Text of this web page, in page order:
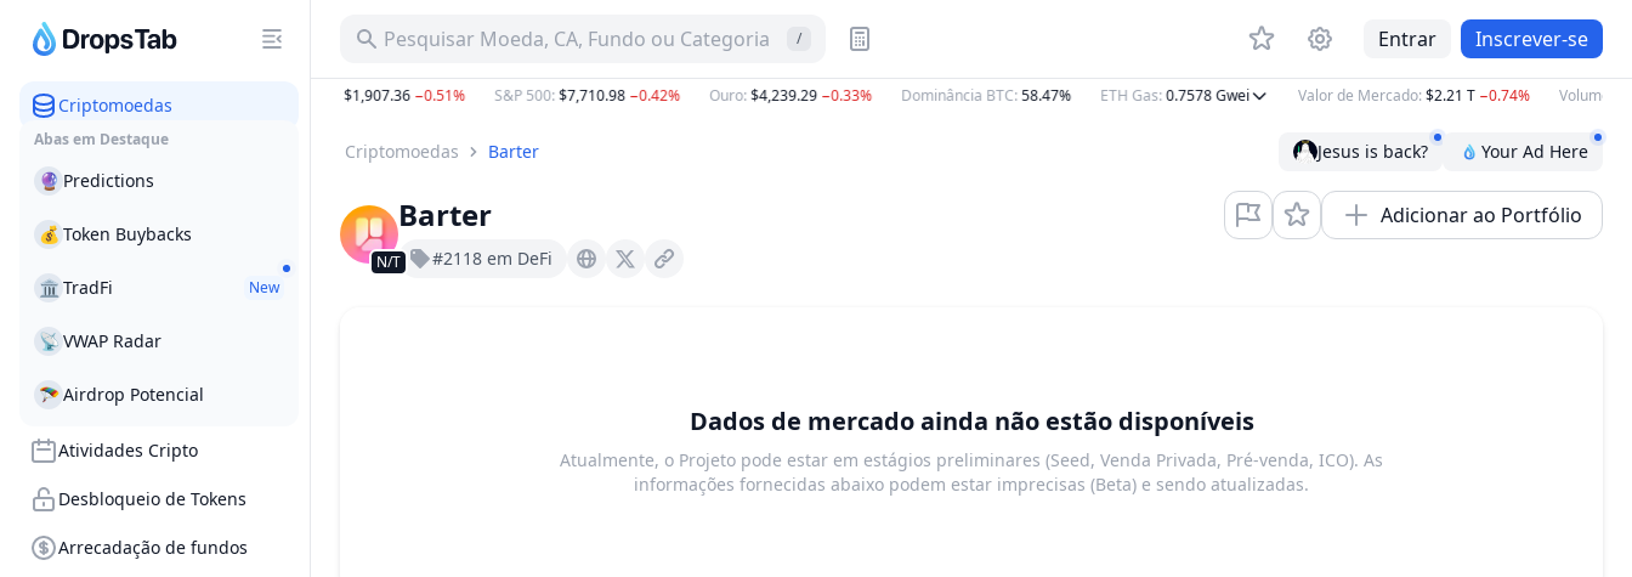
Criptomoedas
Abas em Destaque
🔮 Predictions
💰 Token Buybacks
🏛 TradFi New
📡 VWAP Radar
🪂Airdrop Potencial
Atividades Cripto
Desbloqueio de Tokens
Arrecadação de fundos
Pesquisar Moeda, CA, Fundo ou Categoria / Entrar Inscrever-se
−12.54% $64,405.14 $1,907.36−0.51% S&P 500:$7,710.98−0.42% Ouro:$4,239.29−0.33% Dominância BTC:58.47% ETH Gas:0.7578Gwei Valor de Mercado:$2.21 T −0.74% Volume 24h
Criptomoedas Barter Jesus is back? Your Ad Here
N/T
Barter Adicionar ao Portfólio
#2118 em DeFi Barterswap.xyz X (Twitter)
Dados de mercado ainda não estão disponíveis
Atualmente, o Projeto pode estar em estágios preliminares (Seed, Venda Privada, Pré-venda, ICO). As
informações fornecidas abaixo podem estar imprecisas (Beta) e sendo atualizadas.